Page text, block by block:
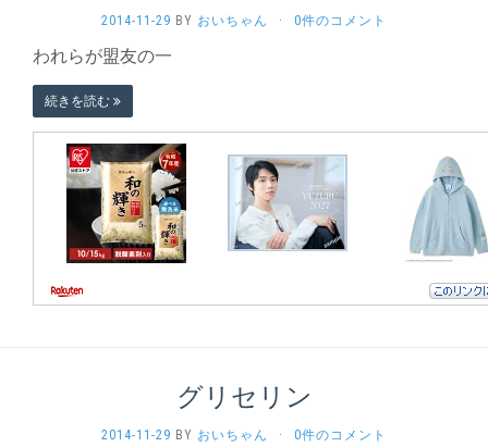
2014-11-29 BY おいちゃん · 0件のコメント
われらが盟友の一
続きを読む
グリセリン
2014-11-29 BY おいちゃん · 0件のコメント